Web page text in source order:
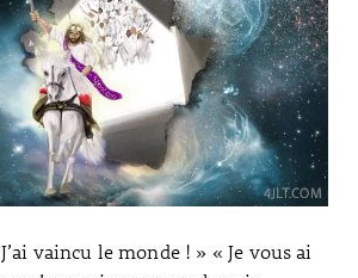
vaincu le monde ! » « Je vous ai